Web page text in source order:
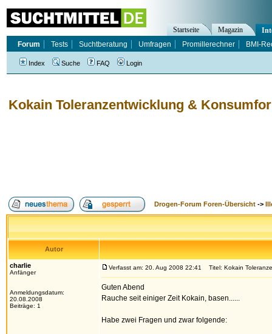
Kokain Toleranzentwicklung &
Drogen-Forum Foren-Übersicht ->
Autor
charlie
Anfänger
Anmeldungsdatum:
20.08.2008
Beiträge: 1
Verfasst am: 20. Aug 2008 22:41 Titel: Kokain
Guten Abend
Rauche seit einiger Zeit Kokain, basen......
Habe zwei Fragen und zwar folgende:
Startseite Magazin
Forum
Tests Suchtberatung Umfragen Promillerechner BMI-
Index Suche FAQ Login